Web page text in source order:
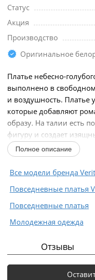
Статус
Акция
Производство
Оригинальное
Платье небесно-
выполнено в свободном
и воздушность.
которые добавляют
образу. На талии есть
фигуру и создает
Полное описание
Все модели бренда
Повседневные платья
Повседневные платья
Молодежная одежда
Отзывы